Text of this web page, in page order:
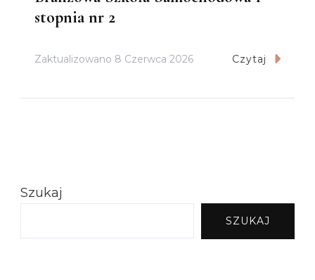
stopnia nr 2
Zaktualizowano 8 Czerwca 2026 Czytaj
Szukaj
SZUKAJ